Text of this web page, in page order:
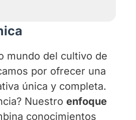
mundo del cultivo de
por ofrecer una
única y completa.
Nuestro enfoque
conocimientos